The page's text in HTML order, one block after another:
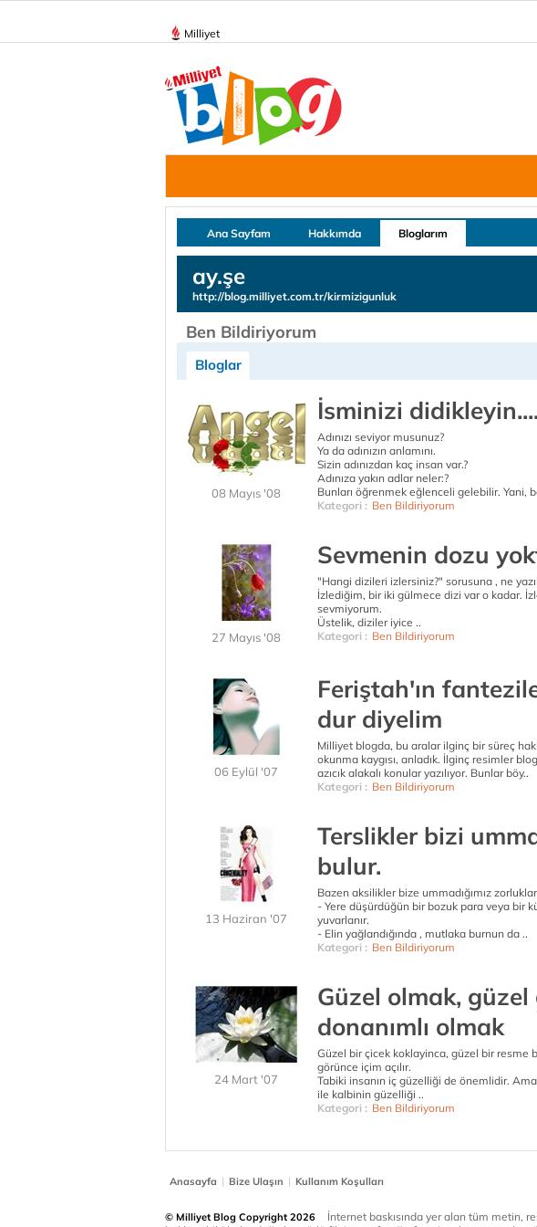
Milliyet
Ana Sayfam Hakkımda Bloglarım
ay.şe
http://blog.milliyet.com.tr/kirmizigunluk
Ben Bildiriyorum
Bloglar
08 Mayıs '08
İsminizi
Adınızı seviyor musunuz?
Ya da adınızın anlamını.
Sizin adınızdan kaç insan var.?
Adınıza yakın adlar neler:?
Bunları öğrenmek eğlenceli gelebilir. Yani,
Kategori : Ben Bildiriyorum
27 Mayıs '08
Sevmenin dozu
"Hangi dizileri izlersiniz?" sorusuna , ne
İzlediğim, bir iki gülmece dizi var o kadar.
sevmiyorum.
Üstelik, diziler iyice ..
Kategori : Ben Bildiriyorum
06 Eylül '07
Feriştah'ın
dur diyelim
Milliyet blogda, bu aralar ilginç bir süreç
okunma kaygısı, anladık. İlginç resimler
azıcık alakalı konular yazılıyor. Bunlar böy..
Kategori : Ben Bildiriyorum
13 Haziran '07
Terslikler bizi
bulur.
Bazen aksilikler bize ummadığımız
- Yere düşürdüğün bir bozuk para veya bir
yuvarlanır.
- Elin yağlandığında , mutlaka burnun da ..
Kategori : Ben Bildiriyorum
24 Mart '07
Güzel olmak,
donanımlı olmak
Güzel bir çicek koklayinca, güzel bir resme
görünce içim açılır.
Tabiki insanın iç güzelliği de önemlidir.
ile kalbinin güzelliği ..
Kategori : Ben Bildiriyorum
Anasayfa | Bize Ulaşın | Kullanım Koşulları
© Milliyet Blog Copyright 2026
İnternet baskısında yer alan tüm metin,